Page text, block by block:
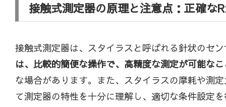
接触式測定器の原理と注意点：正確な
接触式測定器は、スタイラスと呼ばれる針状のセ
は、比較的簡便な操作で、高精度な測定が可能なこ
な場合があります。また、スタイラスの摩耗や測
て測定器の特性を十分に理解し、適切な条件設定を